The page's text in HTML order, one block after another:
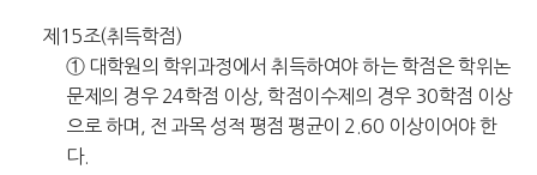
제15조(취득학점)
① 대학원의 학위과정에서 취득하여야 하는 학점은 학위논
문제의 경우 24학점 이상, 학점이수제의 경우 30학점 이상
으로 하며, 전 과목 성적 평점 평균이 2.60 이상이어야 한
다.